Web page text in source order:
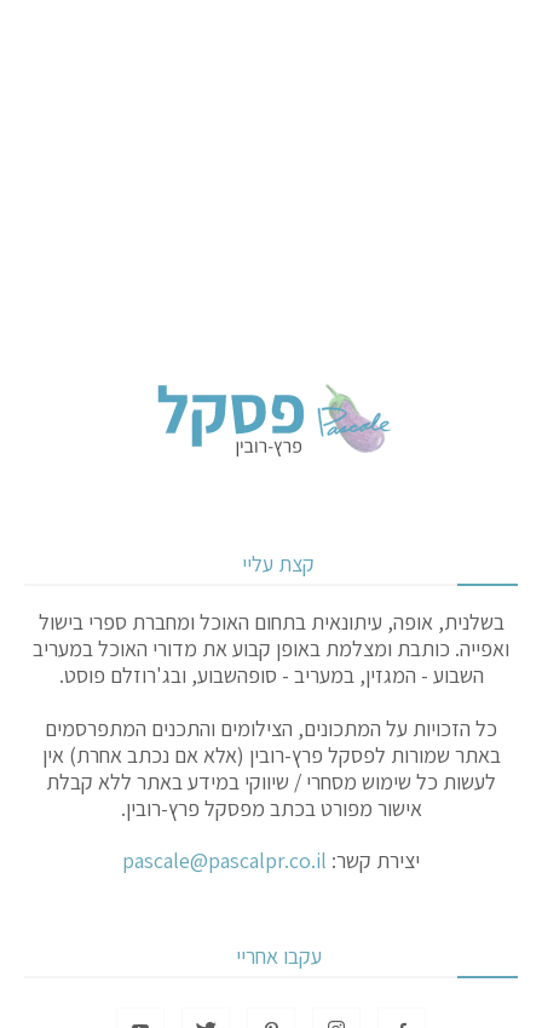
קצת עליי
בשלנית, אופה, עיתונאית בתחום האוכל ומחברת ספרי בישול
ואפייה. כותבת ומצלמת באופן קבוע את מדורי האוכל במעריב
השבוע - המגזין, במעריב - סופהשבוע, ובג'רוזלם פוסט.
כל הזכויות על המתכונים, הצילומים והתכנים המתפרסמים
באתר שמורות לפסקל פרץ-רובין (אלא אם נכתב אחרת) אין
לעשות כל שימוש מסחרי / שיווקי במידע באתר ללא קבלת
אישור מפורט בכתב מפסקל פרץ-רובין.
יצירת קשר: pascale@pascalpr.co.il
עקבו אחריי